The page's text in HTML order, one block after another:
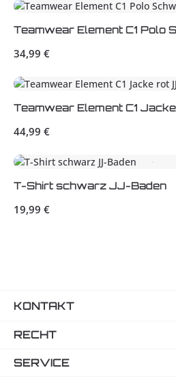
Teamwear Element C1
Regulärer Preis:
34,99 €
Teamwear Element C1
Regulärer Preis:
44,99 €
T-Shirt schwarz JJ-Baden
Regulärer Preis:
19,99 €
KONTAKT
RECHT
SERVICE